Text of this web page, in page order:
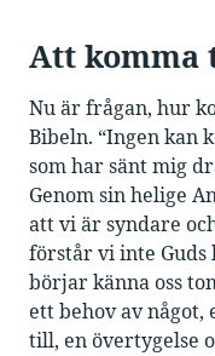
Att komma
Nu är frågan, hur
Bibeln. “Ingen kan
som har sänt mig
Genom sin helige
att vi är syndare
förstår vi inte Guds
börjar känna oss
ett behov av
till, en övertygelse